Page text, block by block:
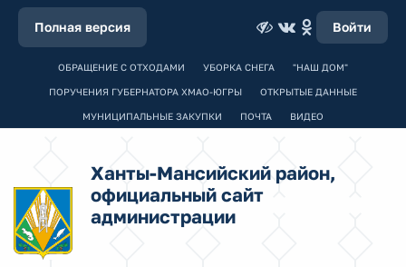
Полная версия Войти
ОБРАЩЕНИЕ С ОТХОДАМИ УБОРКА СНЕГА "НАШ ДОМ"
ПОРУЧЕНИЯ ГУБЕРНАТОРА ХМАО-ЮГРЫ ОТКРЫТЫЕ ДАННЫЕ
МУНИЦИПАЛЬНЫЕ ЗАКУПКИ ПОЧТА ВИДЕО
Ханты-Мансийский район,
официальный сайт
администрации